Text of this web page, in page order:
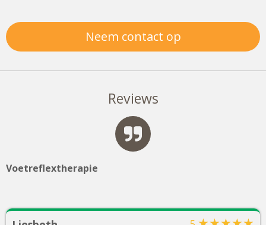
Neem contact op
Reviews
Voetreflextherapie